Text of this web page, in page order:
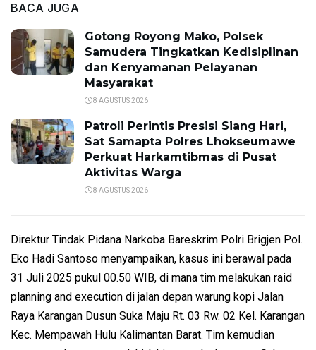
BACA JUGA
Gotong Royong Mako, Polsek
Samudera Tingkatkan Kedisiplinan
dan Kenyamanan Pelayanan
Masyarakat
8 AGUSTUS 2026
Patroli Perintis Presisi Siang Hari,
Sat Samapta Polres Lhokseumawe
Perkuat Harkamtibmas di Pusat
Aktivitas Warga
8 AGUSTUS 2026
Direktur Tindak Pidana Narkoba Bareskrim Polri Brigjen Pol.
Eko Hadi Santoso menyampaikan, kasus ini berawal pada
31 Juli 2025 pukul 00.50 WIB, di mana tim melakukan raid
planning and execution di jalan depan warung kopi Jalan
Raya Karangan Dusun Suka Maju Rt. 03 Rw. 02 Kel. Karangan
Kec. Mempawah Hulu Kalimantan Barat. Tim kemudian